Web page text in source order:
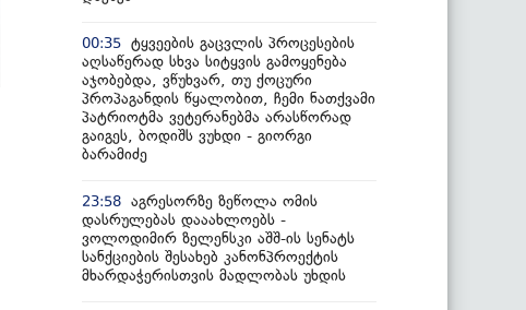
00:35 ტყვეების გაცვლის პროცესების
აღსაწერად სხვა სიტყვის გამოყენება
აჯობებდა, ვწუხვარ, თუ ქოცური
პროპაგანდის წყალობით, ჩემი ნათქვამი
პატრიოტმა ვეტერანებმა არასწორად
გაიგეს, ბოდიშს ვუხდი - გიორგი
ბარამიძე
23:58 აგრესორზე ზეწოლა ომის
დასრულებას დააახლოებს -
ვოლოდიმირ ზელენსკი აშშ-ის სენატს
სანქციების შესახებ კანონპროექტის
მხარდაჭერისთვის მადლობას უხდის